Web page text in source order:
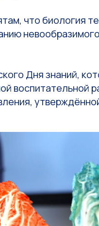
что биология
Дня знаний,
воспитательной